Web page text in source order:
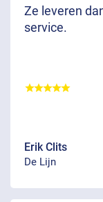
Ze leveren
service.
Erik Clits
De Lijn